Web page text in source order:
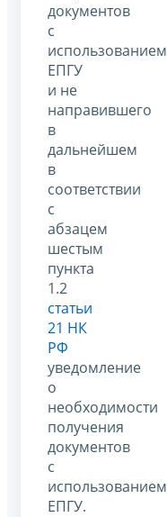
документов
с
использованием
ЕПГУ
и не
направившего
в
дальнейшем
в
соответствии
с
абзацем
шестым
пункта
1.2
статьи
21 НК
РФ
уведомление
о
необходимости
получения
документов
с
использованием
ЕПГУ.